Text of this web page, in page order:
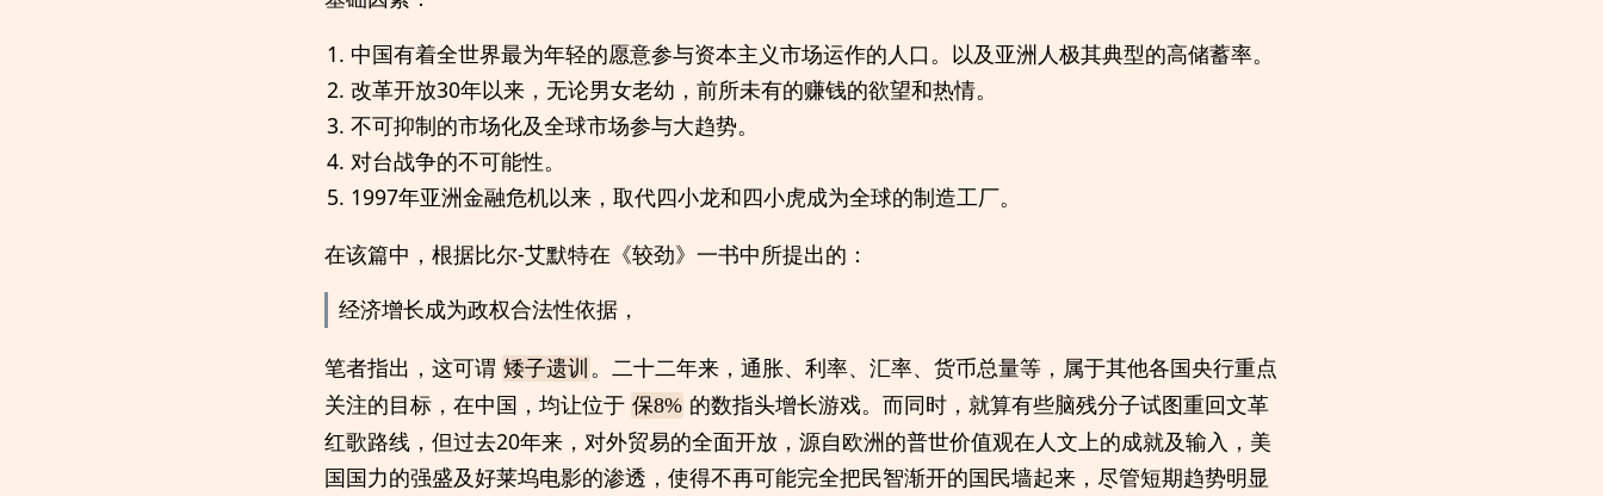
中国有着全世界最为年轻的愿意参与资本主义市场运作的人口。以及亚洲人极其典型的高储蓄率。
改革开放30年以来，无论男女老幼，前所未有的赚钱的欲望和热情。
不可抑制的市场化及全球市场参与大趋势。
对台战争的不可能性。
1997年亚洲金融危机以来，取代四小龙和四小虎成为全球的制造工厂。
在该篇中，根据比尔-艾默特在《较劲》一书中所提出的：
经济增长成为政权合法性依据，
笔者指出，这可谓 矮子遗训 。二十二年来，通胀、利率、汇率、货币总量等，属于其他各国央行重点
关注的目标，在中国，均让位于 保8% 的数指头增长游戏。而同时，就算有些脑残分子试图重回文革
红歌路线，但过去20年来，对外贸易的全面开放，源自欧洲的普世价值观在人文上的成就及输入，美
国国力的强盛及好莱坞电影的渗透，使得不再可能完全把民智渐开的国民墙起来，尽管短期趋势明显